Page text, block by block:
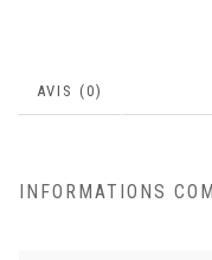
AVIS (0)
INFORMATIONS